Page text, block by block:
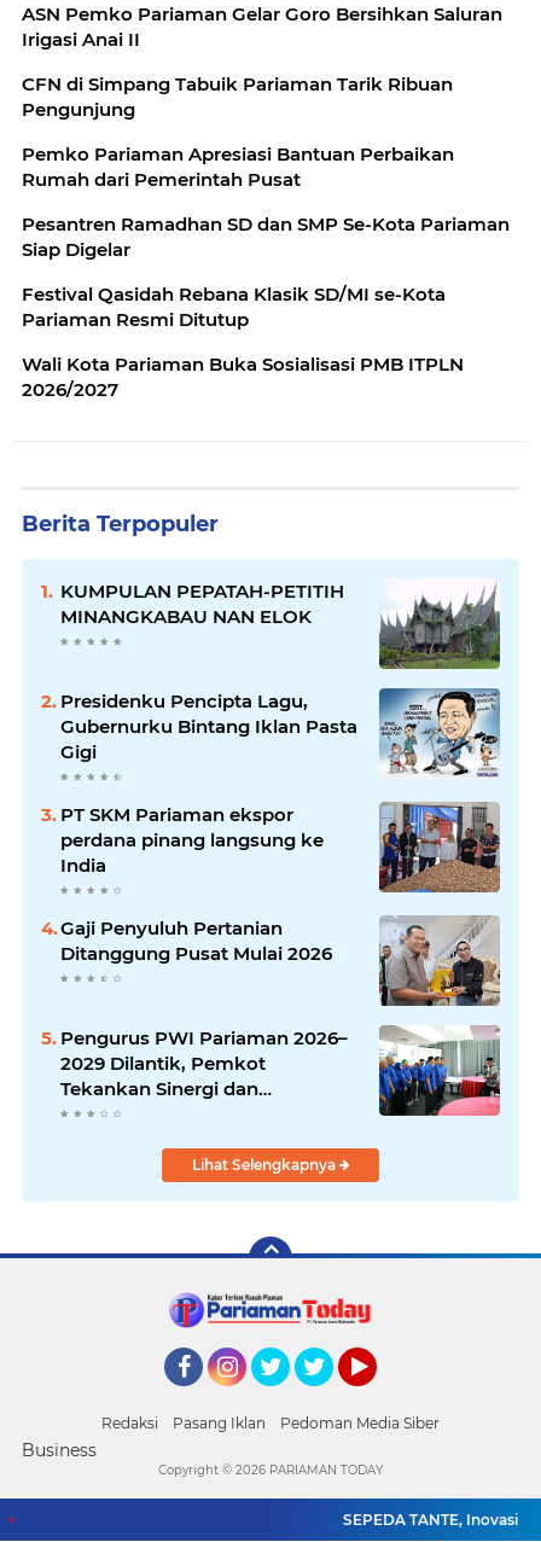
ASN Pemko Pariaman Gelar Goro Bersihkan Saluran
Irigasi Anai II
CFN di Simpang Tabuik Pariaman Tarik Ribuan
Pengunjung
Pemko Pariaman Apresiasi Bantuan Perbaikan
Rumah dari Pemerintah Pusat
Pesantren Ramadhan SD dan SMP Se-Kota Pariaman
Siap Digelar
Festival Qasidah Rebana Klasik SD/MI se-Kota
Pariaman Resmi Ditutup
Wali Kota Pariaman Buka Sosialisasi PMB ITPLN
2026/2027
Berita Terpopuler
KUMPULAN PEPATAH-PETITIH
MINANGKABAU NAN ELOK
Presidenku Pencipta Lagu,
Gubernurku Bintang Iklan Pasta
Gigi
PT SKM Pariaman ekspor
perdana pinang langsung ke
India
Gaji Penyuluh Pertanian
Ditanggung Pusat Mulai 2026
Pengurus PWI Pariaman 2026–
2029 Dilantik, Pemkot
Tekankan Sinergi dan
Profesionalisme Pers
Lihat Selengkapnya
Redaksi Pasang Iklan Pedoman Media Siber
Business
SEPEDA TANTE, Inovasi
Copyright © 2026 PARIAMAN TODAY